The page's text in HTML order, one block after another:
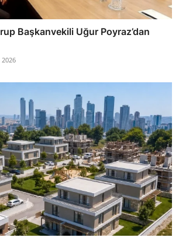
Başkanvekili Uğur Poyraz’dan
2026